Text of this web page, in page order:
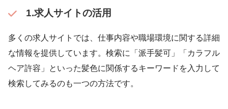
1.求人サイトの活用
多くの求人サイトでは、仕事内容や職場環境に関する詳細
な情報を提供しています。検索に「派手髪可」「カラフル
ヘア許容」といった髪色に関係するキーワードを入力して
検索してみるのも一つの方法です。